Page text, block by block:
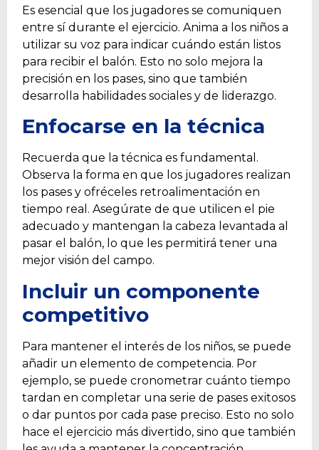
Es esencial que los jugadores se comuniquen
entre sí durante el ejercicio. Anima a los niños a
utilizar su voz para indicar cuándo están listos
para recibir el balón. Esto no solo mejora la
precisión en los pases, sino que también
desarrolla habilidades sociales y de liderazgo.
Enfocarse en la técnica
Recuerda que la técnica es fundamental.
Observa la forma en que los jugadores realizan
los pases y ofréceles retroalimentación en
tiempo real. Asegúrate de que utilicen el pie
adecuado y mantengan la cabeza levantada al
pasar el balón, lo que les permitirá tener una
mejor visión del campo.
Incluir un componente
competitivo
Para mantener el interés de los niños, se puede
añadir un elemento de competencia. Por
ejemplo, se puede cronometrar cuánto tiempo
tardan en completar una serie de pases exitosos
o dar puntos por cada pase preciso. Esto no solo
hace el ejercicio más divertido, sino que también